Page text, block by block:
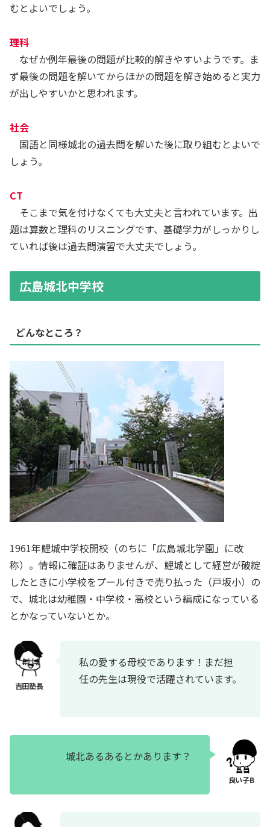
むとよいでしょう。
理科
なぜか例年最後の問題が比較的解きやすいようです。ま
ず最後の問題を解いてからほかの問題を解き始めると実力
が出しやすいかと思われます。
社会
国語と同様城北の過去問を解いた後に取り組むとよいで
しょう。
CT
そこまで気を付けなくても大丈夫と言われています。出
題は算数と理科のリスニングです、基礎学力がしっかりし
ていれば後は過去問演習で大丈夫でしょう。
広島城北中学校
どんなところ？
1961年鯉城中学校開校（のちに「広島城北学園」に改
称）。情報に確証はありませんが、鯉城として経営が破綻
したときに小学校をプール付きで売り払った（戸坂小）の
で、城北は幼稚園・中学校・高校という編成になっている
とかなっていないとか。
私の愛する母校であります！まだ担
任の先生は現役で活躍されています。
城北あるあるとかあります？